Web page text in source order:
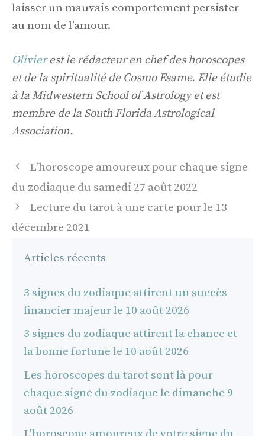
laisser un mauvais comportement persister
au nom de l’amour.
Olivierest le rédacteur en chef des horoscopes
et de la spiritualité de Cosmo Esame. Elle étudie
à la Midwestern School of Astrology et est
membre de la South Florida Astrological
Association.
Navigation
des
L’horoscope amoureux pour chaque signe
du zodiaque du samedi 27 août 2022
Lecture du tarot à une carte pour le 13
décembre 2021
Articles récents
3 signes du zodiaque attirent un succès
financier majeur le 10 août 2026
3 signes du zodiaque attirent la chance et
la bonne fortune le 10 août 2026
Les horoscopes du tarot sont là pour
chaque signe du zodiaque le dimanche 9
août 2026